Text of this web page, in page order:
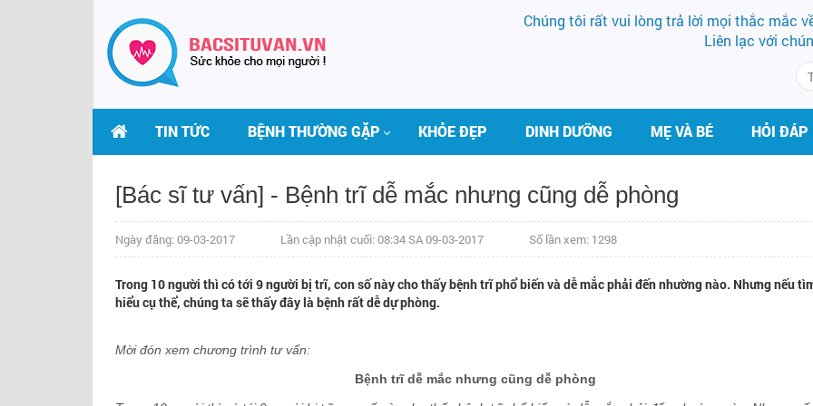
Chúng tôi rất vui lòng trả lời mọi thắc mắc
Liên lạc với
TIN TỨC BỆNH THƯỜNG GẶP KHỎE ĐẸP DINH DƯỠNG MẸ VÀ BÉ HỎI ĐÁP
[Bác sĩ tư vấn] - Bệnh trĩ dễ mắc nhưng cũng dễ phòng
Ngày đăng: 09-03-2017 Lần cập nhật cuối: 08:34 SA 09-03-2017 Số lần xem: 1298
Trong 10 người thì có tới 9 người bị trĩ, con số này cho thấy bệnh trĩ phổ biến và dễ mắc phải đến nhường nào. Nhưng nếu
hiểu cụ thể, chúng ta sẽ thấy đây là bệnh rất dễ dự phòng.
Mời đón xem chương trình tư vấn:
Bệnh trĩ dễ mắc nhưng cũng dễ phòng